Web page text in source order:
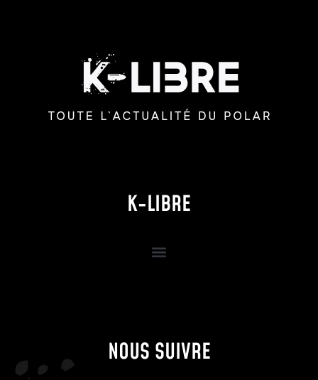
K-LIBRE
NOUS SUIVRE